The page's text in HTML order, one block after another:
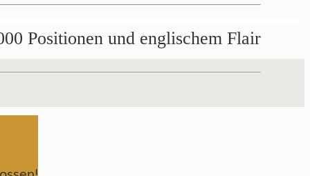
Positionen und englischem Flair